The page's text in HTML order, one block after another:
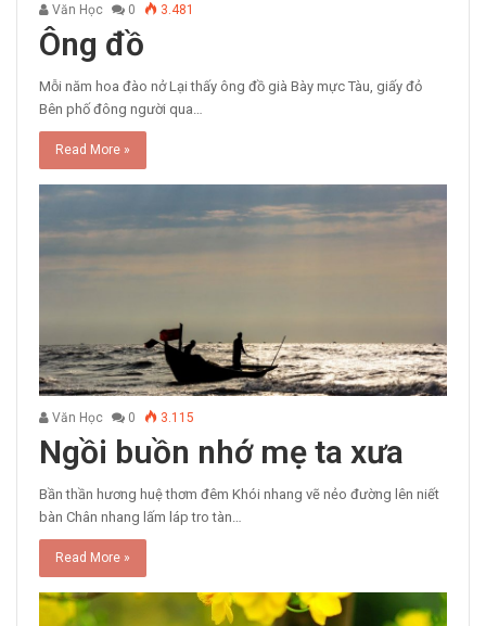
Văn Học 0 3.481
Ông đồ
Mỗi năm hoa đào nở Lại thấy ông đồ già Bày mực Tàu, giấy đỏ
Bên phố đông người qua…
Read More »
Văn Học 0 3.115
Ngồi buồn nhớ mẹ ta xưa
Bần thần hương huệ thơm đêm Khói nhang vẽ nẻo đường lên niết
bàn Chân nhang lấm láp tro tàn…
Read More »